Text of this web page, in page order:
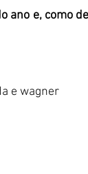
do Mês
ano e, como
e wagner